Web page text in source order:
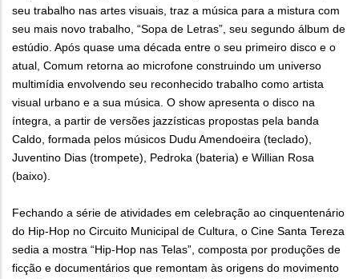
seu trabalho nas artes visuais, traz a música para a mistura com
seu mais novo trabalho, “Sopa de Letras”, seu segundo álbum de
estúdio. Após quase uma década entre o seu primeiro disco e o
atual, Comum retorna ao microfone construindo um universo
multimídia envolvendo seu reconhecido trabalho como artista
visual urbano e a sua música. O show apresenta o disco na
íntegra, a partir de versões jazzísticas propostas pela banda
Caldo, formada pelos músicos Dudu Amendoeira (teclado),
Juventino Dias (trompete), Pedroka (bateria) e Willian Rosa
(baixo).
Fechando a série de atividades em celebração ao cinquentenário
do Hip-Hop no Circuito Municipal de Cultura, o Cine Santa Tereza
sedia a mostra “Hip-Hop nas Telas”, composta por produções de
ficção e documentários que remontam às origens do movimento